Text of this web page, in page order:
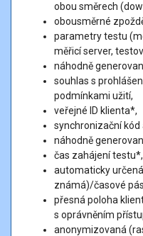
prohlížečů lze měřicí
měření kvality služeb
hodnot menších nebo
(download) a 250 Mb/s
Během celého procesu
Vaše zařízení pro jiné
Před spuštěním
měření nebudou službu
uživatelé (např. rodinní
zařízení, např.
atd.).
Pokud používáte VPN,
mohou ovlivnit výsledky
Proces
obou směrech
obousměrné
parametry testu
měřicí server,
náhodně
souhlas s
podmínkami užití,
veřejné ID klienta*,
synchronizační kód
náhodně
čas zahájení testu*,
automaticky
známá)/časové
přesná poloha
s oprávněním
anonymizovaná